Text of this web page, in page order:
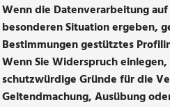
Wenn die Datenverarbeitung
besonderen Situation ergeben,
Bestimmungen gestütztes
Wenn Sie Widerspruch
schutzwürdige Gründe für die
Geltendmachung, Ausübung